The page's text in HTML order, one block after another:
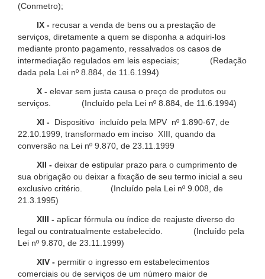
(Conmetro);
IX - recusar a venda de bens ou a prestação de
serviços, diretamente a quem se disponha a adquiri-los
mediante pronto pagamento, ressalvados os casos de
intermediação regulados em leis especiais; (Redação
dada pela Lei nº 8.884, de 11.6.1994)
X - elevar sem justa causa o preço de produtos ou
serviços. (Incluído pela Lei nº 8.884, de 11.6.1994)
XI -
Dispositivo incluído pela MPV nº 1.890-67, de
22.10.1999, transformado em inciso XIII, quando da
conversão na Lei nº 9.870, de 23.11.1999
XII - deixar de estipular prazo para o cumprimento de
sua obrigação ou deixar a fixação de seu termo inicial a seu
exclusivo critério. (Incluído pela Lei nº 9.008, de
21.3.1995)
XIII - aplicar fórmula ou índice de reajuste diverso do
legal ou contratualmente estabelecido. (Incluído pela
Lei nº 9.870, de 23.11.1999)
XIV - permitir o ingresso em estabelecimentos
comerciais ou de serviços de um número maior de